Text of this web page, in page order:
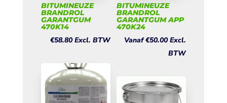
BITUMINEUZE
BRANDROL
GARANTGUM
470K14
€58.80 Excl. BTW
BITUMINEUZE
BRANDROL
GARANTGUM APP
470K24
Vanaf€50.00 Excl.
BTW